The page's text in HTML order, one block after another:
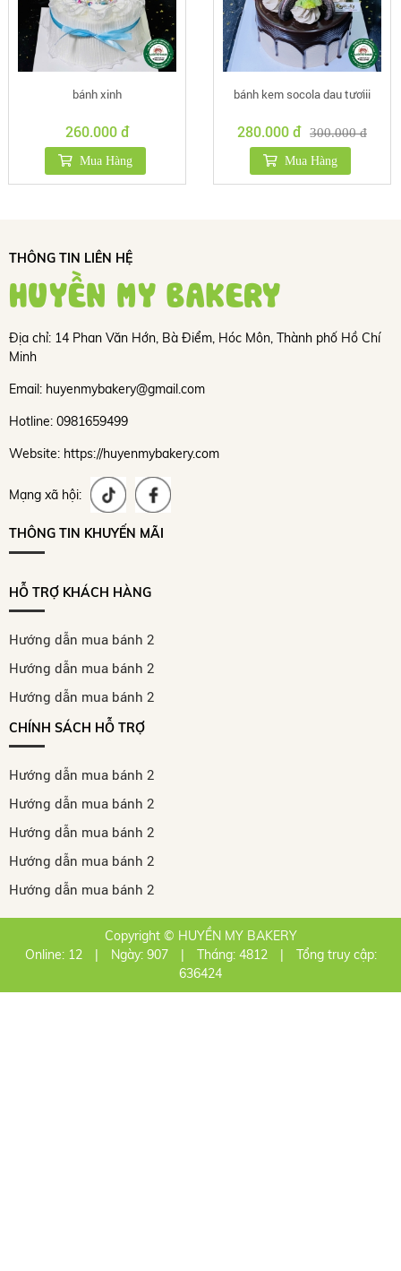
bánh xinh
260.000 đ
Mua Hàng
bánh kem socola dau tươiii
280.000 đ 300.000 đ
Mua Hàng
THÔNG TIN LIÊN HỆ
HUYỀN MY BAKERY
Địa chỉ: 14 Phan Văn Hớn, Bà Điểm, Hóc Môn, Thành phố Hồ Chí
Minh
Email: huyenmybakery@gmail.com
Hotline: 0981659499
Website: https://huyenmybakery.com
Mạng xã hội:
THÔNG TIN KHUYẾN MÃI
HỖ TRỢ KHÁCH HÀNG
Hướng dẫn mua bánh 2
Hướng dẫn mua bánh 2
Hướng dẫn mua bánh 2
CHÍNH SÁCH HỖ TRỢ
Hướng dẫn mua bánh 2
Hướng dẫn mua bánh 2
Hướng dẫn mua bánh 2
Hướng dẫn mua bánh 2
Hướng dẫn mua bánh 2
Copyright © HUYỀN MY BAKERY
Online: 12
| Ngày: 907 | Tháng: 4812 |
Tổng truy cập:
636424